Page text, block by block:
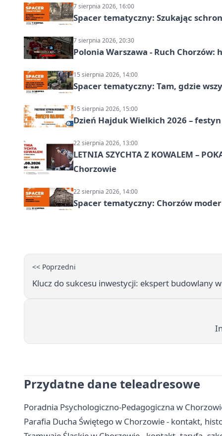
7 sierpnia 2026, 16:00
Spacer tematyczny: Szukając
7 sierpnia 2026, 20:30
Polonia Warszawa - Ruch Chorzów:
15 sierpnia 2026, 14:00
Spacer tematyczny: Tam, gdzie
15 sierpnia 2026, 15:00
Dzień Hajduk Wielkich 2026 –
22 sierpnia 2026, 13:00
LETNIA SZYCHTA Z KOWALEM –
Chorzowie
22 sierpnia 2026, 14:00
Spacer tematyczny: Chorzów
<< Poprzedni
Klucz do sukcesu inwestycji: ekspert budowlany
Przydatne dane teleadresowe
Poradnia Psychologiczno-Pedagogiczna w
Parafia Ducha Świętego w Chorzowie - kontakt,